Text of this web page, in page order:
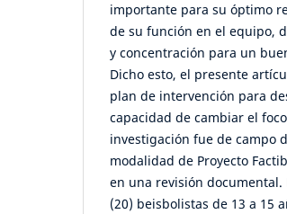
importante para su óptimo
de su función en el equipo,
y concentración para un
Dicho esto, el presente
plan de intervención para
capacidad de cambiar el
investigación fue de campo
modalidad de Proyecto
en una revisión
(20) beisbolistas de 13 a 15